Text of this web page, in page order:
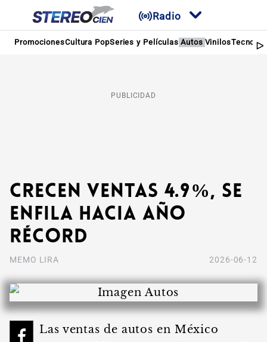
Radio
PromocionesCultura PopSeries y Películas Autos Vinilos
PUBLICIDAD
Crecen ventas 4.9%, se
enfila hacia año
récord
MEMO LIRA 2026-06-12
Las ventas de autos en México